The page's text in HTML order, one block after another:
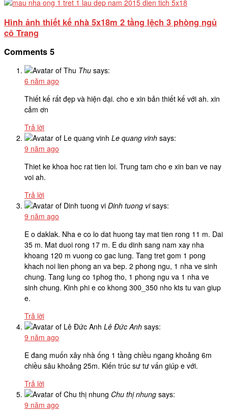
Hình ảnh thiết kế nhà 5x18m 2 tầng lệch 3 phòng ngủ
cô Trang
Comments 5
Thu says:
6 năm ago
Thiết kế rất đẹp và hiện đại. cho e xin bản thiết kế với ah. xin
cảm ơn
Trả lời
Le quang vinh says:
9 năm ago
Thiet ke khoa hoc rat tien loi. Trung tam cho e xin ban ve nay
voi ah.
Trả lời
Dinh tuong vi says:
9 năm ago
E o daklak. Nha e co lo dat huong tay mat tien rong 11 m. Dai
35 m. Mat duoi rong 17 m. E du dinh sang nam xay nha
khoang 120 m vuong co gac lung. Tang tret gom 1 pong
khach noi lien phong an va bep. 2 phong ngu, 1 nha ve sinh
chung. Tang lung co 1phog tho, 1 phong ngu va 1 nha ve
sinh chung. Kinh phi e co khong 300_350 nho kts tu van giup
e.
Trả lời
Lê Đức Anh says:
9 năm ago
E đang muốn xây nhà ống 1 tầng chiều ngang khoảng 6m
chiều sâu khoảng 25m. Kiến trúc sư tư vấn giúp e với.
Trả lời
Chu thị nhung says:
9 năm ago